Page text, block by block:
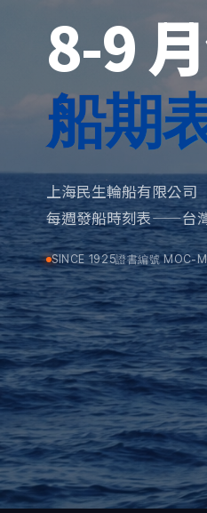
8-9
船期
上海民生輪船有限公司
每週發船時刻表——台
SINCE 1925證書編號 MOC-